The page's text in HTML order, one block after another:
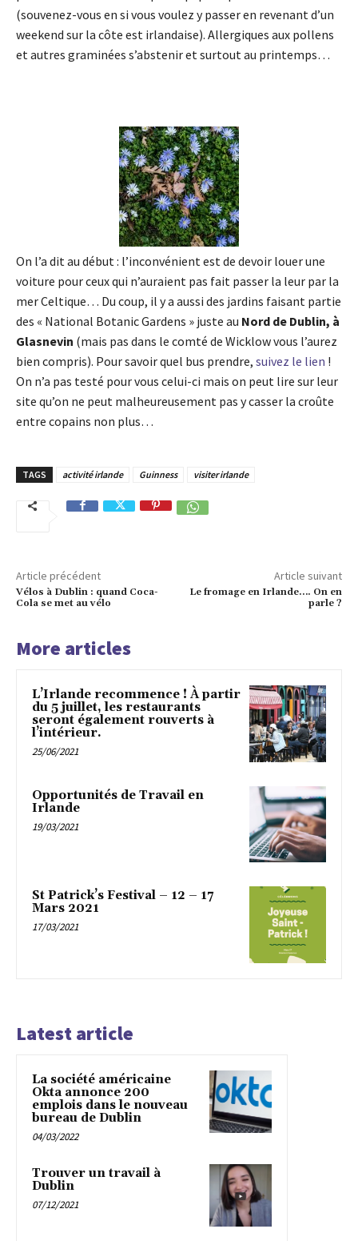
(souvenez-vous en si vous voulez y passer en revenant d’un
weekend sur la côte est irlandaise). Allergiques aux pollens
et autres graminées s’abstenir et surtout au printemps…
On l’a dit au début : l’inconvénient est de devoir louer une
voiture pour ceux qui n’auraient pas fait passer la leur par la
mer Celtique… Du coup, il y a aussi des jardins faisant partie
des « National Botanic Gardens » juste au Nord de Dublin, à
Glasnevin (mais pas dans le comté de Wicklow vous l’aurez
bien compris). Pour savoir quel bus prendre, suivez le lien !
On n’a pas testé pour vous celui-ci mais on peut lire sur leur
site qu’on ne peut malheureusement pas y casser la croûte
entre copains non plus…
TAGS activité irlande Guinness visiter irlande
Article précédent
Vélos à Dublin : quand Coca-
Cola se met au vélo
Article suivant
Le fromage en Irlande…. On en
parle ?
More articles
L’Irlande recommence ! À partir
du 5 juillet, les restaurants
seront également rouverts à
l’intérieur.
25/06/2021
Opportunités de Travail en
Irlande
19/03/2021
St Patrick’s Festival – 12 – 17
Mars 2021
17/03/2021
Latest article
La société américaine
Okta annonce 200
emplois dans le nouveau
bureau de Dublin
04/03/2022
Trouver un travail à
Dublin
07/12/2021